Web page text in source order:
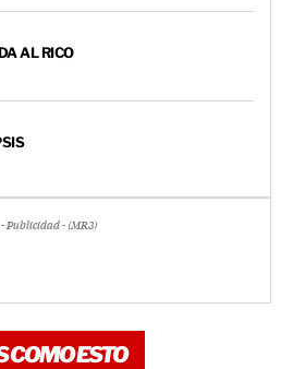
AL RICO
- Publicidad - (MR3)
COMO ESTO